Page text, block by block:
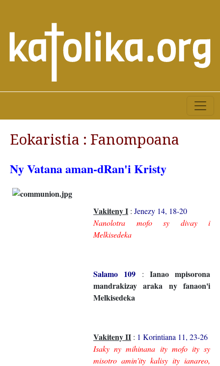
Eokaristia : Fanompoana
Ny Vatana aman-dRan'i Kristy
Vakiteny I : Jenezy 14, 18-20
Nanolotra mofo sy divay i
Melkisedeka
Salamo 109 : Ianao mpisorona
mandrakizay araka ny fanaon'i
Melkisedeka
Vakiteny II : 1 Korintiana 11, 23-26
Isaky ny mihinana ity mofo ity sy
misotro amin'ity kalisy ity ianareo,